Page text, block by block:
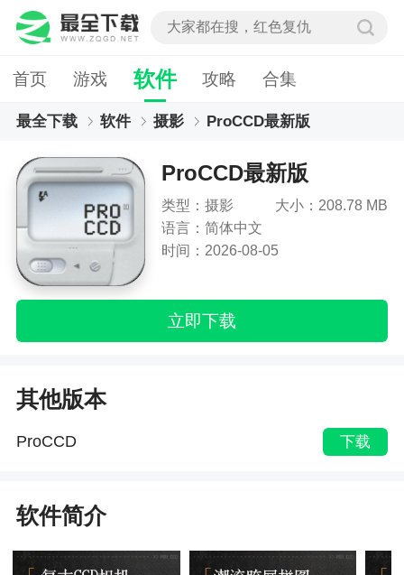
首页 游戏 软件 攻略 合集
最全下载 软件 摄影 ProCCD最新版
ProCCD最新版
类型：摄影
大小：208.78 MB
语言：简体中文
时间：2026-08-05
立即下载
其他版本
ProCCD 下载
软件简介